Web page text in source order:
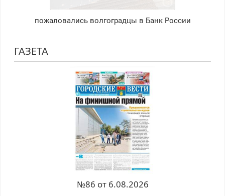
пожаловались волгоградцы в Банк России
ГАЗЕТА
№86 от 6.08.2026